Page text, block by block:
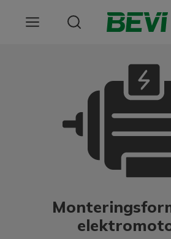
Tjenester
Choose language